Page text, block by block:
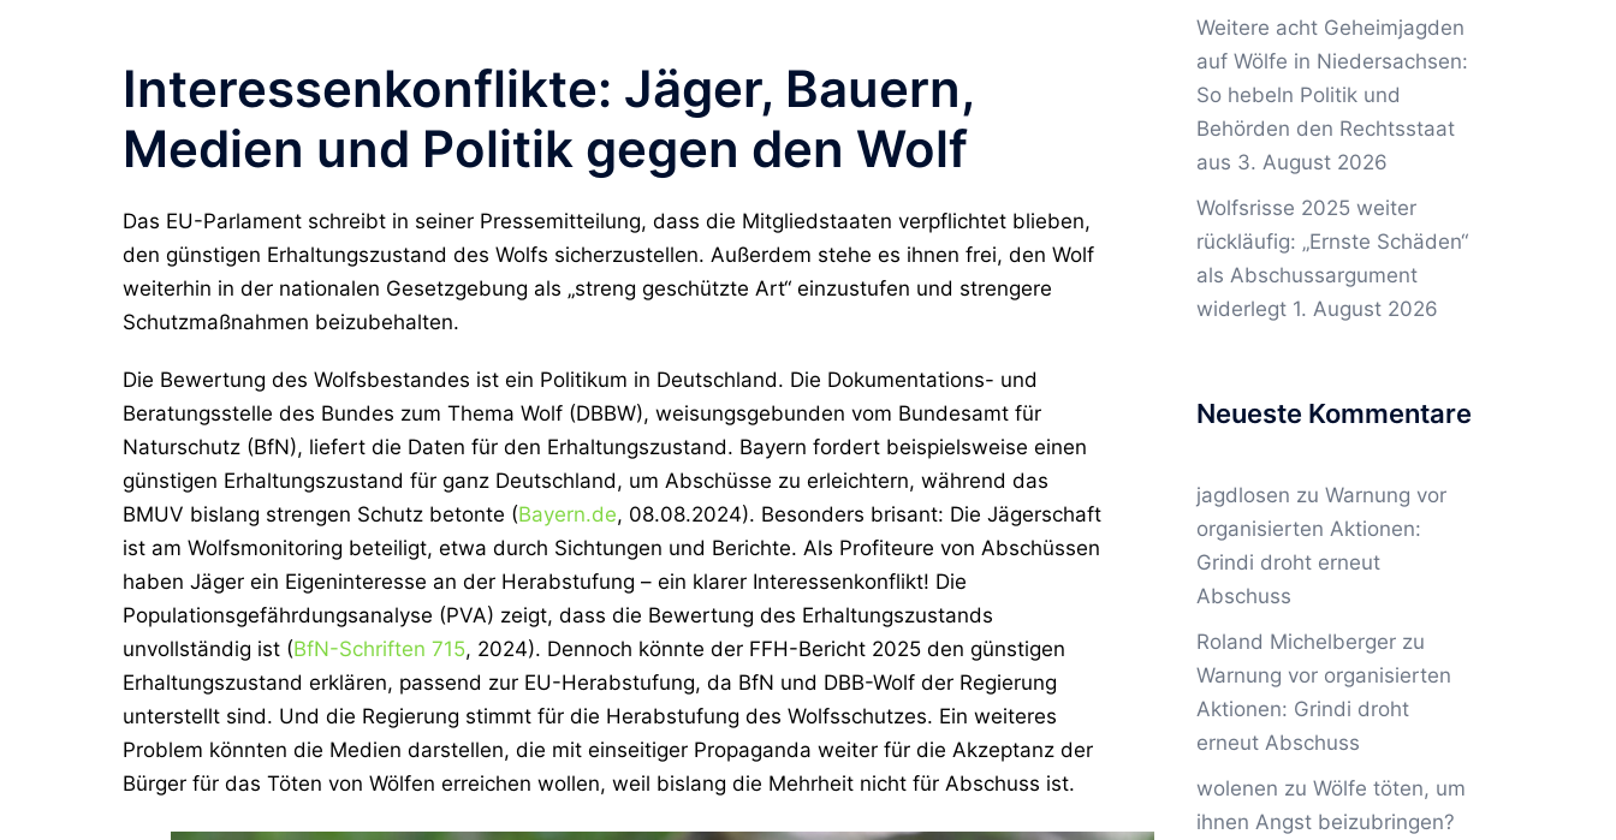
Interessenkonflikte: Jäger, Bauern,
Medien und Politik gegen den Wolf
Das EU-Parlament schreibt in seiner Pressemitteilung, dass die Mitgliedstaaten verpflichtet blieben,
den günstigen Erhaltungszustand des Wolfs sicherzustellen. Außerdem stehe es ihnen frei, den Wolf
weiterhin in der nationalen Gesetzgebung als „streng geschützte Art“ einzustufen und strengere
Schutzmaßnahmen beizubehalten.
Die Bewertung des Wolfsbestandes ist ein Politikum in Deutschland. Die Dokumentations- und
Beratungsstelle des Bundes zum Thema Wolf (DBBW), weisungsgebunden vom Bundesamt für
Naturschutz (BfN), liefert die Daten für den Erhaltungszustand. Bayern fordert beispielsweise einen
günstigen Erhaltungszustand für ganz Deutschland, um Abschüsse zu erleichtern, während das
BMUV bislang strengen Schutz betonte (Bayern.de, 08.08.2024). Besonders brisant: Die Jägerschaft
ist am Wolfsmonitoring beteiligt, etwa durch Sichtungen und Berichte. Als Profiteure von Abschüssen
haben Jäger ein Eigeninteresse an der Herabstufung – ein klarer Interessenkonflikt! Die
Populationsgefährdungsanalyse (PVA) zeigt, dass die Bewertung des Erhaltungszustands
unvollständig ist (BfN-Schriften 715, 2024). Dennoch könnte der FFH-Bericht 2025 den günstigen
Erhaltungszustand erklären, passend zur EU-Herabstufung, da BfN und DBB-Wolf der Regierung
unterstellt sind. Und die Regierung stimmt für die Herabstufung des Wolfsschutzes. Ein weiteres
Problem könnten die Medien darstellen, die mit einseitiger Propaganda weiter für die Akzeptanz der
Bürger für das Töten von Wölfen erreichen wollen, weil bislang die Mehrheit nicht für Abschuss ist.
Weitere acht Geheimjagden
auf Wölfe in Niedersachsen:
So hebeln Politik und
Behörden den Rechtsstaat
aus 3. August 2026
Wolfsrisse 2025 weiter
rückläufig: „Ernste Schäden“
als Abschussargument
widerlegt 1. August 2026
Neueste Kommentare
jagdlosen zu Warnung vor
organisierten Aktionen:
Grindi droht erneut
Abschuss
Roland Michelbergerzu
Warnung vor organisierten
Aktionen: Grindi droht
erneut Abschuss
wolenen zu Wölfe töten, um
ihnen Angst beizubringen?